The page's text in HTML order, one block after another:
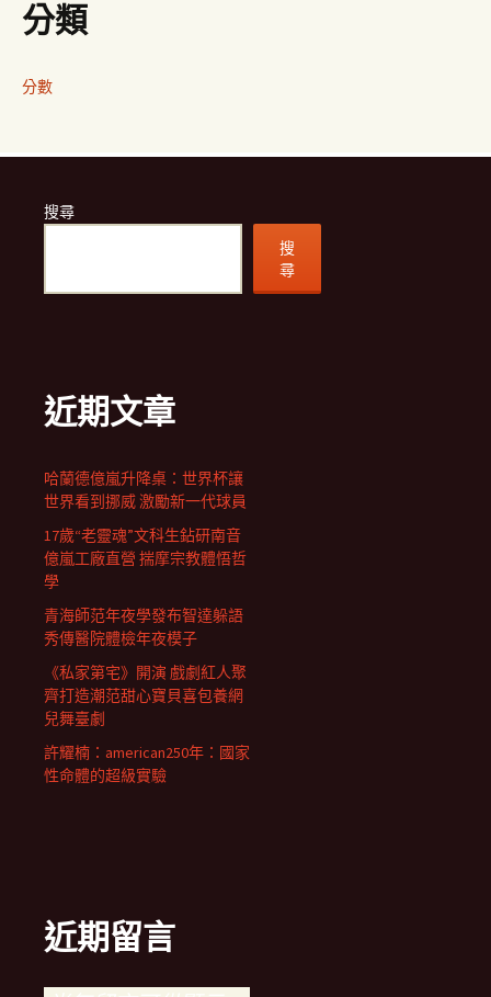
分類
分數
搜尋
搜
尋
近期文章
哈蘭德億嵐升降桌：世界杯讓
世界看到挪威 激勵新一代球員
17歲“老靈魂”文科生鉆研南音
億嵐工廠直營 揣摩宗教體悟哲
學
青海師范年夜學發布智達躲語
秀傳醫院體檢年夜模子
《私家第宅》開演 戲劇紅人聚
齊打造潮范甜心寶貝喜包養網
兒舞臺劇
許耀楠：american250年：國家
性命體的超級實驗
近期留言